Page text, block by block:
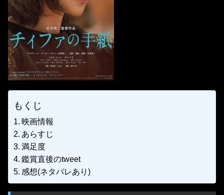
もくじ
映画情報
あらすじ
満足度
鑑賞直後のtweet
感想(ネタバレあり)